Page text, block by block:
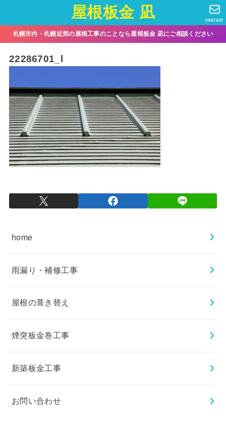
屋根板金 凪 CONTACT
札幌市内・札幌近郊の屋根工事のことなら屋根板金 凪にご相談ください
22286701_l
home
雨漏り・補修工事
屋根の葺き替え
煙突板金巻工事
新築板金工事
お問い合わせ